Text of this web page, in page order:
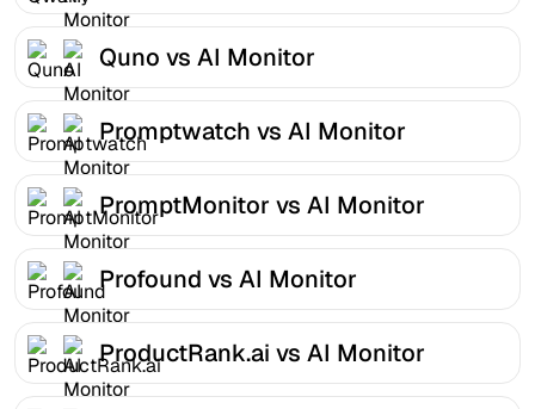
Quno vs AI Monitor
Promptwatch vs AI Monitor
PromptMonitor vs AI Monitor
Profound vs AI Monitor
ProductRank.ai vs AI Monitor